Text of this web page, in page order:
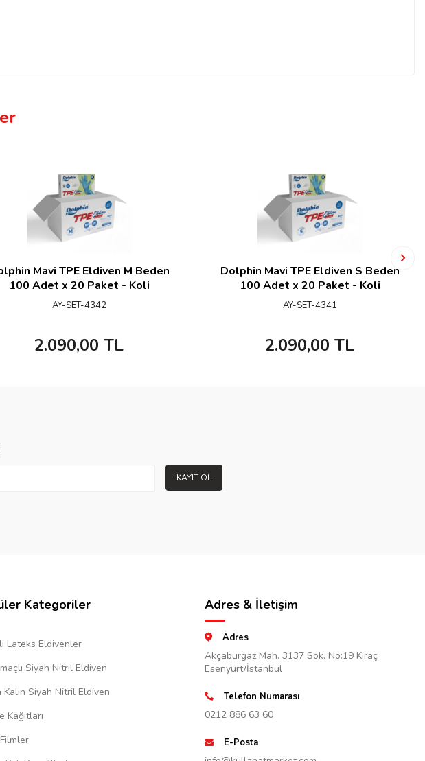
Mavi TPE Eldiven M Beden
100 Adet x 20 Paket - Koli
AY-SET-4342
2.090,00 TL
Dolphin Mavi TPE Eldiven S Beden
100 Adet x 20 Paket - Koli
AY-SET-4341
2.090,00 TL
KAYIT OL
Kategoriler
Lateks Eldivenler
Siyah Nitril Eldiven
Kalın Siyah Nitril Eldiven
Kağıtları
Adres & İletişim
Adres
Akçaburgaz Mah. 3137 Sok. No:19 Kıraç
Esenyurt/İstanbul
Telefon Numarası
0212 886 63 60
E-Posta